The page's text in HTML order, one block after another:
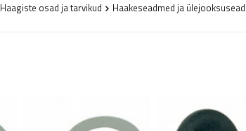
Haagiste osad ja tarvikud Haakeseadmed ja